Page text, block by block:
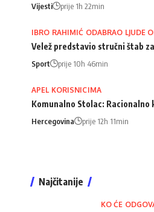
Vijesti prije 1h 22min
IBRO RAHIMIĆ ODABRAO LJUDE
Velež predstavio stručni štab
Sport prije 10h 46min
APEL KORISNICIMA
Komunalno Stolac:
Hercegovina prije 12h 11min
Najčitanije
KO ĆE